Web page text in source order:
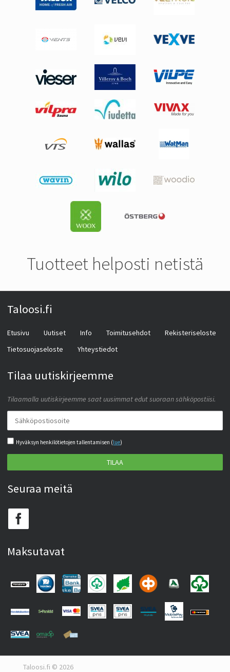
Tuotteet helposti netistä
Taloosi.fi
Etusivu Uutiset Info Toimitusehdot
Rekisteriseloste
Tietosuojaseloste
Yhteystiedot
Tilaa uutiskirjeemme
Tilaamalla uutiskirjeemme saat uusimmat edut suoraan sähköpostiisi.
Hyväksyn henkilötietojen tallentamisen (lue)
TILAA
Seuraa meitä
Maksutavat
Taloosi.fi © 2026